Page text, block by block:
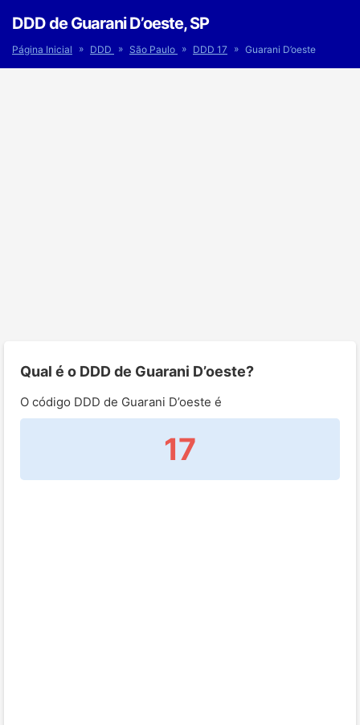
DDD de Guarani D’oeste, SP
Página Inicial » DDD » São Paulo » DDD 17 » Guarani D’oeste
Qual é o DDD de Guarani D’oeste?
O código DDD de Guarani D’oeste é
17